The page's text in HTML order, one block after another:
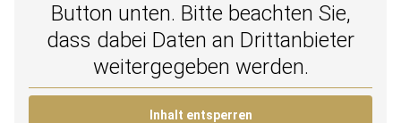
Button unten. Bitte beachten Sie,
dass dabei Daten an Drittanbieter
weitergegeben werden.
Inhalt entsperren